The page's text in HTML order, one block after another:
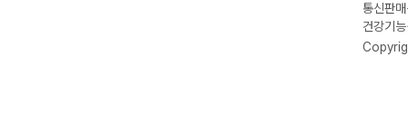
통신판
건강기